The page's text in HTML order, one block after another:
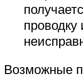
Возможные